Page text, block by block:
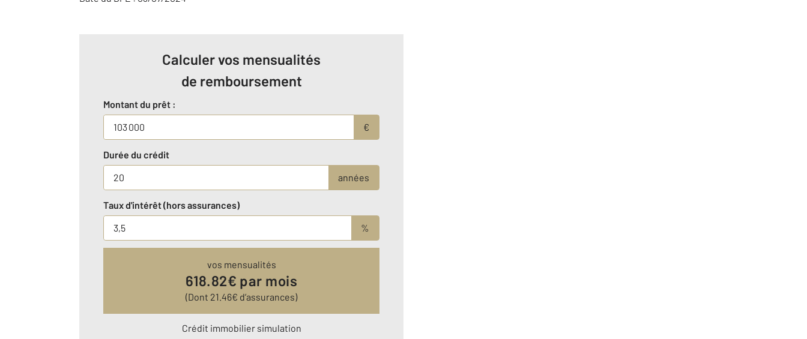
Calculer vos mensualités
de remboursement
Montant du prêt :
€
Durée du crédit
années
Taux d'intérêt (hors assurances)
%
vos mensualités
618.82€ par mois
(Dont 21.46€ d’assurances)
Crédit immobilier simulation